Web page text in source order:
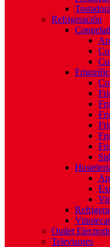
Refrigeración
Outlet
Televisores